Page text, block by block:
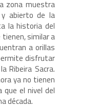
zona muestra
abierto de la
la historia del
tienen, similar a
a orillas
disfrutar
Ribeira Sacra.
ya no tienen
el nivel del
década.